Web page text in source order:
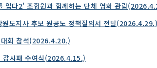
입다2' 조합원과 함께하는 단체 영화 관람
도지사 후보 원공노 정책질의서 전달(2026.4.29.)
회 참석(2026.4.20.)
감사패 수여식(2026.4.15.)